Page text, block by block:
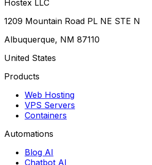
Hostex LLC
1209 Mountain Road PL NE STE N
Albuquerque, NM 87110
United States
Products
Web Hosting
VPS Servers
Containers
Automations
Blog AI
Chatbot AI